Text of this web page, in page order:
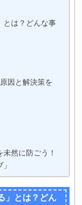
とは？どんな事
因と解決策を
然に防ごう！
」とは？どん